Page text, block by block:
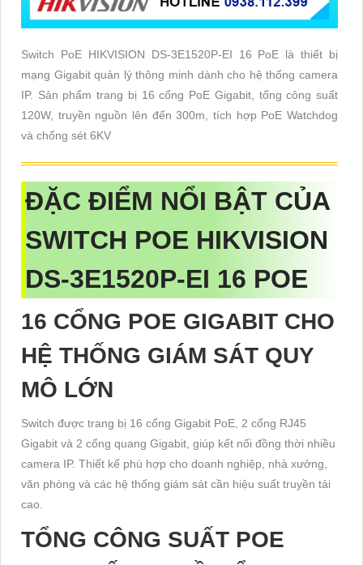
Switch PoE HIKVISION DS-3E1520P-EI 16 PoE là thiết bị
mạng Gigabit quản lý thông minh dành cho hệ thống camera
IP. Sản phẩm trang bị 16 cổng PoE Gigabit, tổng công suất
120W, truyền nguồn lên đến 300m, tích hợp PoE Watchdog
và chống sét 6KV
ĐẶC ĐIỂM NỔI BẬT CỦA
SWITCH POE HIKVISION
DS-3E1520P-EI 16 POE
16 CỔNG POE GIGABIT CHO
HỆ THỐNG GIÁM SÁT QUY
MÔ LỚN
Switch được trang bị 16 cổng Gigabit PoE, 2 cổng RJ45
Gigabit và 2 cổng quang Gigabit, giúp kết nối đồng thời nhiều
camera IP. Thiết kế phù hợp cho doanh nghiệp, nhà xưởng,
văn phòng và các hệ thống giám sát cần hiệu suất truyền tải
cao.
TỔNG CÔNG SUẤT POE